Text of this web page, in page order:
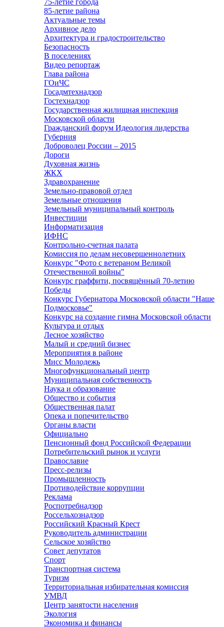
75-летие города
85-летие района
Актуальные темы
Архивное дело
Архитектура и градостроительство
Безопасность
В поселениях
Видео репортаж
Глава района
ГОиЧС
Госадмтехнадзор
Гостехнадзор
Государственная жилищная инспекция
Московской области
Гражданский форум Идеология лидерства
Губерния
Доброволец России – 2015
Дороги
Духовная жизнь
ЖКХ
Здравохранение
Земельно-правовой отдел
Земельные отношения
Земельный муниципальный контроль
Инвестиции
Информатизация
ИФНС
Контрольно-счетная палата
Комиссия по делам несовершеннолетних
Конкурс "Фото с ветераном Великой
Отечественной войны"
Конкурс граффити, посвящённый 70-летию
Победы
Конкурс Губернатора Московской области "Наше
Подмосковье"
Конкурс на создание гимна Московской области
Культура и отдых
Лесное хозяйство
Малый и средний бизнес
Мероприятия в районе
Мисс Молодежь
Многофункциональный центр
Муниципальная собственность
Наука и образование
Общество и события
Общественная палат
Опека и попечительство
Органы власти
Официально
Пенсионный фонд Российской Федерации
Потребительский рынок и услуги
Православие
Пресс-релизы
Промышленность
Противодействие коррупции
Реклама
Роспотребнадзор
Россельхознадзор
Российский Красный Крест
Руководитель администрации
Сельское хозяйство
Совет депутатов
Спорт
Транспортная система
Туризм
Территориальная избирательная комиссия
УМВД
Центр занятости населения
Экология
Экономика и финансы